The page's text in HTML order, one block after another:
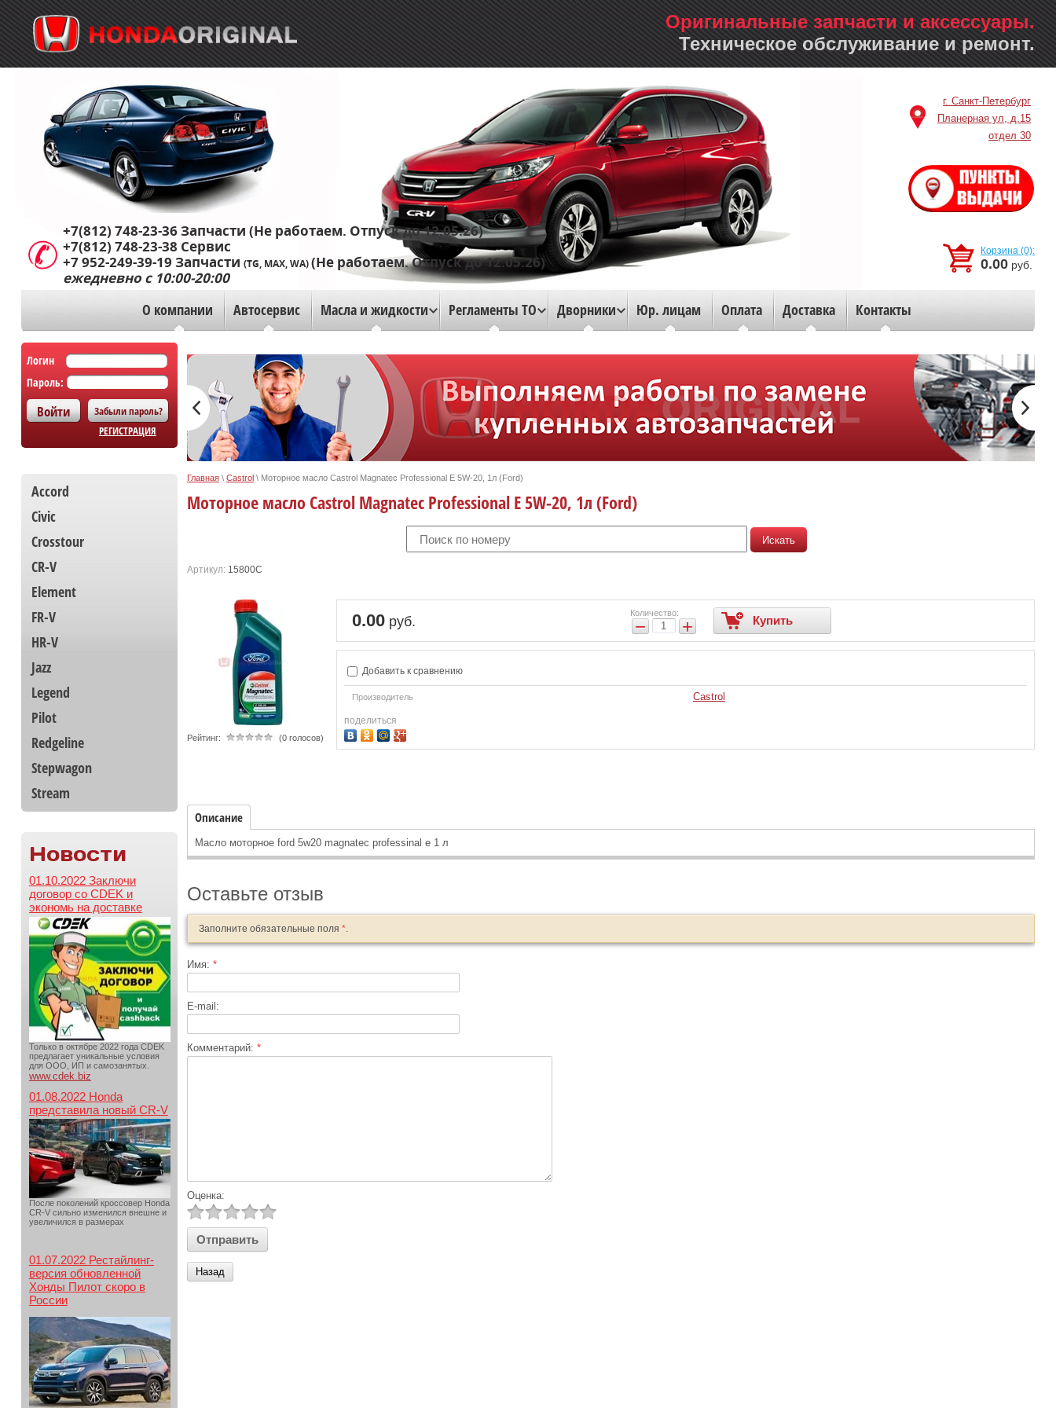
г. Санкт-Петербург
Планерная ул, д.15
отдел 30
О компании Автосервис Масла и жидкости Регламенты ТО Дворники Юр. лицам Оплата Доставка Контакты
Корзина (0):
0.00 руб.
Оригинальные запчасти и аксессуары.
Техническое обслуживание и ремонт.
+7(812) 748-23-36Запчасти (Не работаем. Отпуск до 12.05.26)
+7(812) 748-23-38 Сервис
+7 952-249-39-19 Запчасти (TG, MAX, WA) (Не работаем. Отпуск до 12.05.26)
ежедневно с 10:00-20:00
Логин
Пароль:
Забыли пароль?
РЕГИСТРАЦИЯ
Accord
Civic
Crosstour
CR-V
Element
FR-V
HR-V
Jazz
Legend
Pilot
Redgeline
Stepwagon
Stream
Новости
01.10.2022 Заключи
договор со CDEK и
экономь на доставке
Только в октябре 2022 года CDEK
предлагает уникальные условия
для ООО, ИП и самозанятых.
www.cdek.biz
01.08.2022 Honda
представила новый CR-V
После поколений кроссовер Honda
CR-V сильно изменился внешне и
увеличился в размерах
01.07.2022 Рестайлинг-
версия обновленной
Хонды Пилот скоро в
России
Главная\ Castrol\ Моторное масло Castrol Magnatec Professional E 5W-20, 1л (Ford)
Моторное масло Castrol Magnatec Professional E 5W-20, 1л (Ford)
Артикул:15800С
Рейтинг: (0 голосов)
0.00руб.
Количество:
− + Купить
Добавить к сравнению
Производитель Castrol
поделиться
Описание
Масло моторное ford 5w20 magnatec professinal e 1 л
Оставьте отзыв
Заполните обязательные поля *.
Имя: *
E-mail:
Комментарий: *
Оценка:
Назад